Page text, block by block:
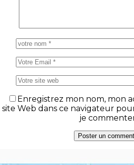
Enregistrez mon nom, mon
site Web dans ce navigateur
je